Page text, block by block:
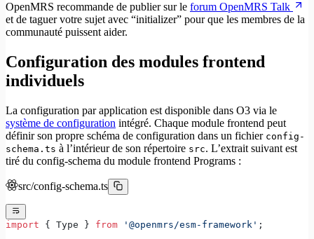
OpenMRS recommande de publier sur le forum OpenMRS Talk
et de taguer votre sujet avec “initializer” pour que les membres de la
communauté puissent aider.
Configuration des modules frontend
individuels
La configuration par application est disponible dans O3 via le
système de configuration intégré. Chaque module frontend peut
définir son propre schéma de configuration dans un fichier config-
schema.ts à l’intérieur de son répertoire src. L’extrait suivant est
tiré du config-schema du module frontend Programs :
src/config-schema.ts
import { Type } from '@openmrs/esm-framework' ;